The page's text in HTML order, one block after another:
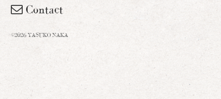
Contact
©2026 YASUKO NAKA